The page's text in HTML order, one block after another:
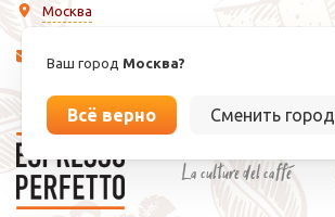
Москва
Ваш город Москва?
Всё верно Сменить город
info@espressoperfetto.ru
La culture del caffé